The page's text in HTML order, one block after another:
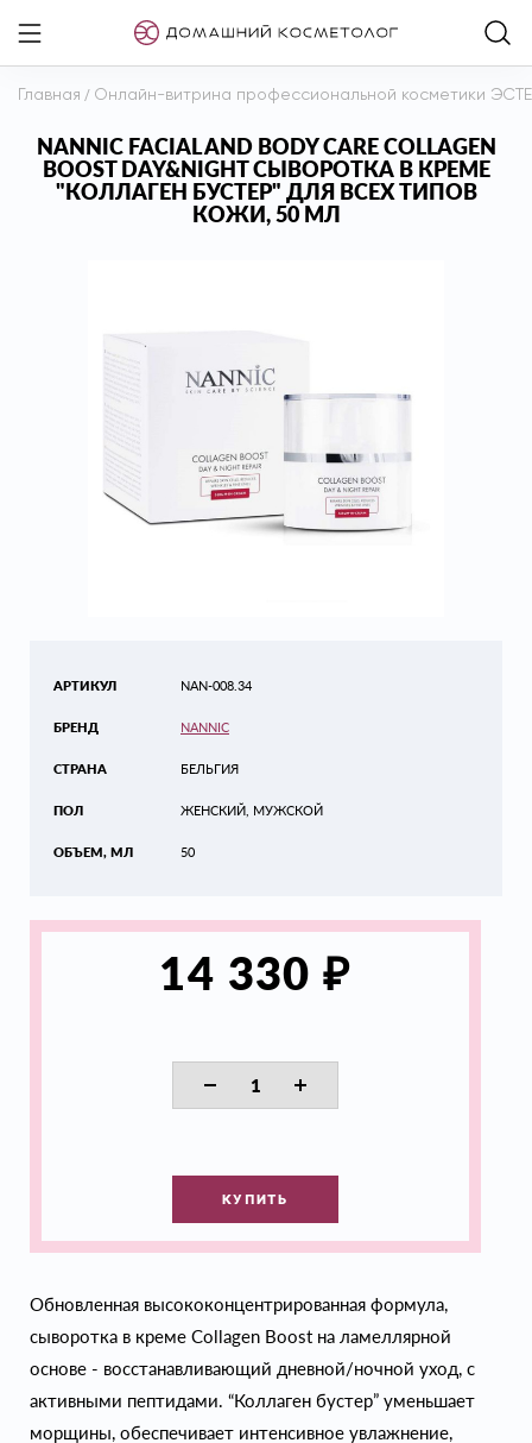
Главная / Онлайн-витрина профессиональной косметики
NANNIC FACIAL AND BODY CARE COLLAGEN
BOOST DAY&NIGHT СЫВОРОТКА В КРЕМЕ
"КОЛЛАГЕН БУСТЕР" ДЛЯ ВСЕХ ТИПОВ
КОЖИ, 50 МЛ
АРТИКУЛ
БРЕНД
СТРАНА
ПОЛ
ОБЪЕМ, МЛ
NAN-008.34
NANNIC
БЕЛЬГИЯ
ЖЕНСКИЙ, МУЖСКОЙ
50
14 330₽
КУПИТЬ
Обновленная высококонцентрированная формула,
сыворотка в креме Collagen Boost на ламеллярной
основе - восстанавливающий дневной/ночной уход, с
активными пептидами. “Коллаген бустер” уменьшает
морщины, обеспечивает интенсивное увлажнение,